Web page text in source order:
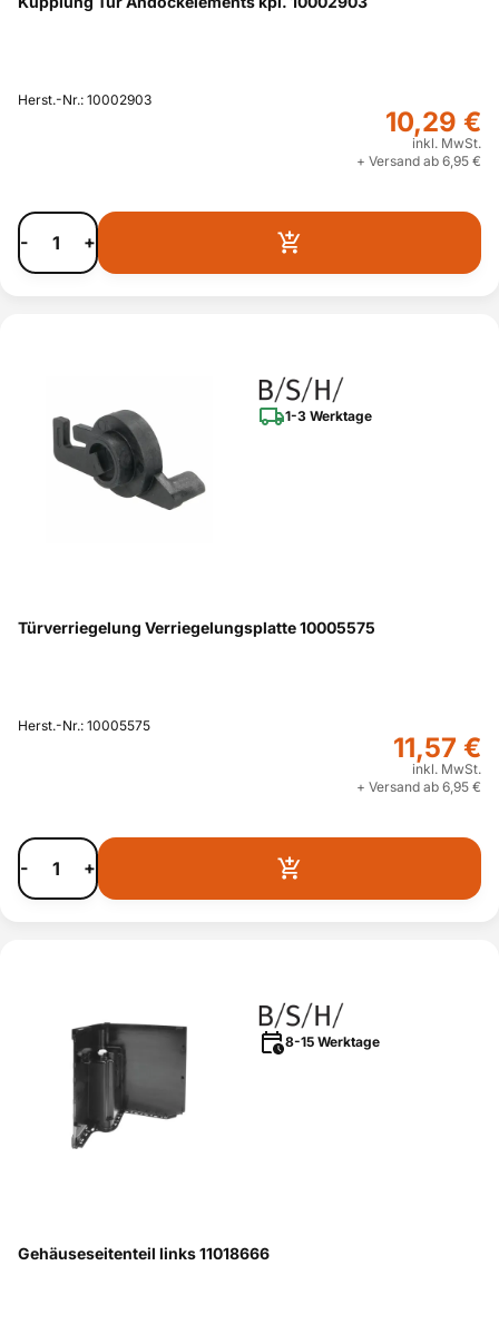
Herst.-Nr.: 10002903
10,29 €
inkl. MwSt.
+ Versand ab 6,95 €
- +
1-3 Werktage
Türverriegelung Verriegelungsplatte 10005575
Herst.-Nr.: 10005575
11,57 €
inkl. MwSt.
+ Versand ab 6,95 €
- +
8-15 Werktage
Gehäuseseitenteil links 11018666